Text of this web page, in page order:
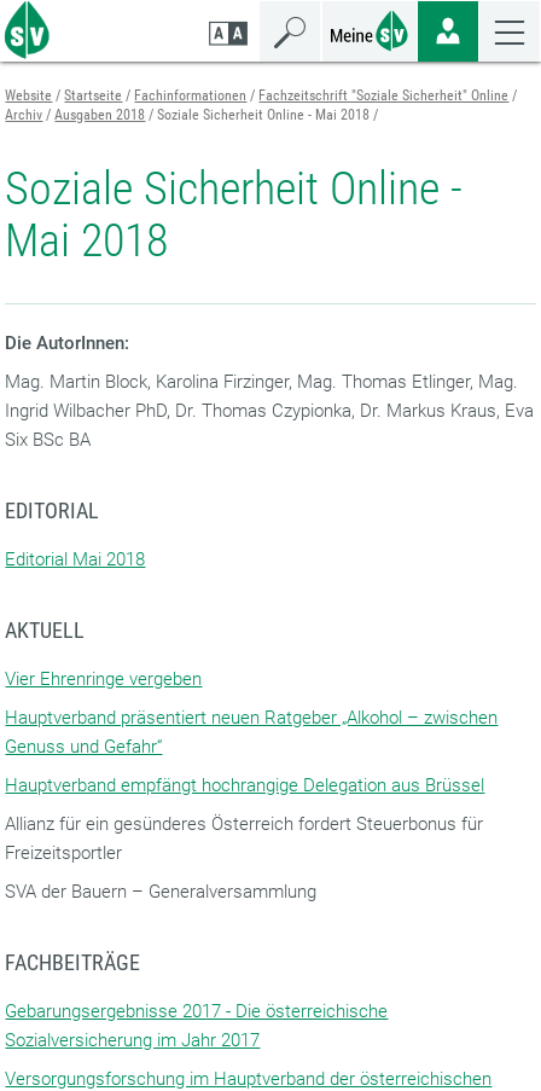
Zum
Seiteninhalt
springen
Zur
Navigation
springen
Zur
Mobilen
Navigation
springen
Website Startseite Fachinformationen
Fachzeitschrift "Soziale Sicherheit" Online
Archiv
Ausgaben 2018 Soziale Sicherheit Online - Mai 2018
Soziale Sicherheit Online -
Mai 2018
Die AutorInnen:
Mag. Martin Block, Karolina Firzinger, Mag. Thomas Etlinger, Mag.
Ingrid Wilbacher PhD, Dr. Thomas Czypionka, Dr. Markus Kraus, Eva
Six BSc BA
EDITORIAL
Editorial Mai 2018
AKTUELL
Vier Ehrenringe vergeben
Hauptverband präsentiert neuen Ratgeber „Alkohol – zwischen
Genuss und Gefahr“
Hauptverband empfängt hochrangige Delegation aus Brüssel
Allianz für ein gesünderes Österreich fordert Steuerbonus für
Freizeitsportler
SVA der Bauern – Generalversammlung
FACHBEITRÄGE
Gebarungsergebnisse 2017 - Die österreichische
Sozialversicherung im Jahr 2017
Versorgungsforschung im Hauptverband der österreichischen